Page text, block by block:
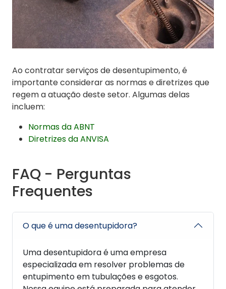
Ao contratar serviços de desentupimento, é
importante considerar as normas e diretrizes que
regem a atuação deste setor. Algumas delas
incluem:
Normas da ABNT
Diretrizes da ANVISA
FAQ - Perguntas
Frequentes
O que é uma desentupidora?
Uma desentupidora é uma empresa
especializada em resolver problemas de
entupimento em tubulações e esgotos.